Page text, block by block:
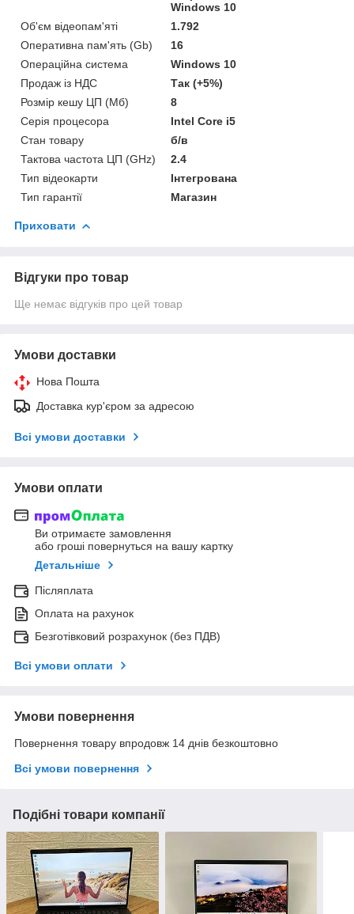
Windows 10
Об'єм відеопам'яті
1.792
Оперативна пам'ять (Gb)
16
Операційна система
Windows 10
Продаж із НДС
Так (+5%)
Розмір кешу ЦП (Мб)
8
Серія процесора
Intel Core i5
Стан товару
б/в
Тактова частота ЦП (GHz)
2.4
Тип відеокарти
Інтегрована
Тип гарантії
Магазин
Приховати
Відгуки про товар
Ще немає відгуків про цей товар
Умови доставки
Нова Пошта
Доставка кур'єром за адресою
Всі умови доставки
Умови оплати
Ви отримаєте замовлення
або гроші повернуться на вашу картку
Детальніше
Післяплата
Оплата на рахунок
Безготівковий розрахунок (без ПДВ)
Всі умови оплати
Умови повернення
Повернення товару впродовж 14 днів безкоштовно
Всі умови повернення
Подібні товари компанії